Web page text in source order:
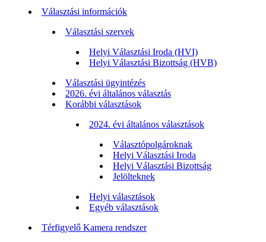
Választási információk
Választási szervek
Helyi Választási Iroda (HVI)
Helyi Választási Bizottság (HVB)
Választási ügyintézés
2026. évi általános választás
Korábbi választások
2024. évi általános választások
Választópolgároknak
Helyi Választási Iroda
Helyi Választási Bizottság
Jelölteknek
Helyi választások
Egyéb választások
Térfigyelő Kamera rendszer